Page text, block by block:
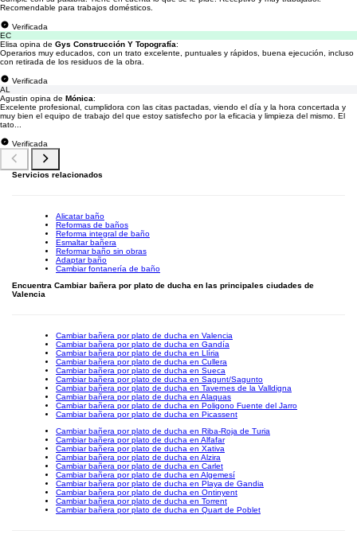
Recomendable para trabajos domésticos.
Verificada
EC
Elisa opina de Gys Construcción Y Topografía:
Operarios muy educados, con un trato excelente, puntuales y rápidos, buena ejecución, incluso
con retirada de los residuos de la obra.
Verificada
AL
Agustin opina de Mónica:
Excelente profesional, cumplidora con las citas pactadas, viendo el día y la hora concertada y
muy bien el equipo de trabajo del que estoy satisfecho por la eficacia y limpieza del mismo. El
tato...
Verificada
Servicios relacionados
Alicatar baño
Reformas de baños
Reforma integral de baño
Esmaltar bañera
Reformar baño sin obras
Adaptar baño
Cambiar fontanería de baño
Encuentra Cambiar bañera por plato de ducha en las principales ciudades de
Valencia
Cambiar bañera por plato de ducha en Valencia
Cambiar bañera por plato de ducha en Gandía
Cambiar bañera por plato de ducha en Llíria
Cambiar bañera por plato de ducha en Cullera
Cambiar bañera por plato de ducha en Sueca
Cambiar bañera por plato de ducha en Sagunt/Sagunto
Cambiar bañera por plato de ducha en Tavernes de la Valldigna
Cambiar bañera por plato de ducha en Alaquas
Cambiar bañera por plato de ducha en Poligono Fuente del Jarro
Cambiar bañera por plato de ducha en Picassent
Cambiar bañera por plato de ducha en Riba-Roja de Turia
Cambiar bañera por plato de ducha en Alfafar
Cambiar bañera por plato de ducha en Xativa
Cambiar bañera por plato de ducha en Alzira
Cambiar bañera por plato de ducha en Carlet
Cambiar bañera por plato de ducha en Algemesí
Cambiar bañera por plato de ducha en Playa de Gandia
Cambiar bañera por plato de ducha en Ontinyent
Cambiar bañera por plato de ducha en Torrent
Cambiar bañera por plato de ducha en Quart de Poblet